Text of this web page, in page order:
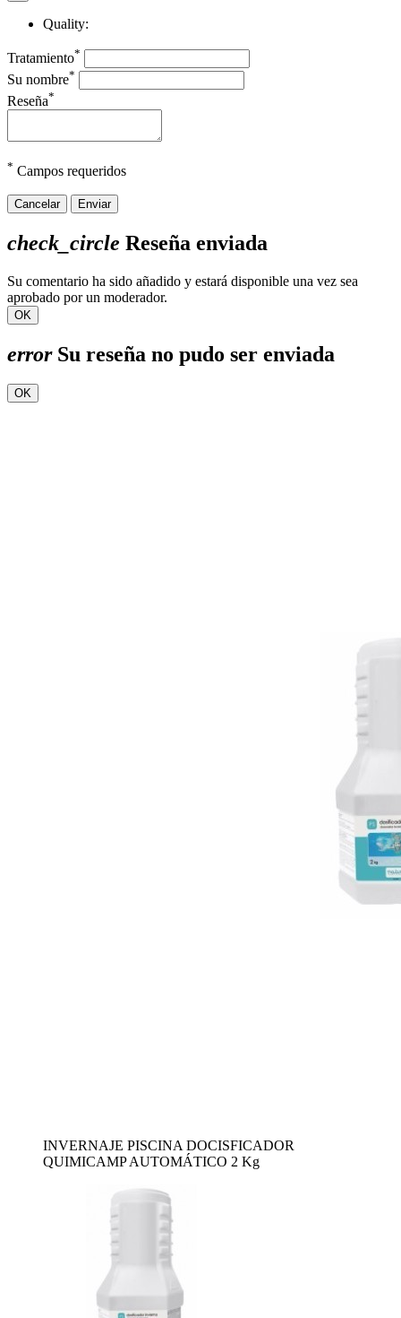
Quality:
Tratamiento*
Su nombre*
Reseña*
* Campos requeridos
Cancelar Enviar
check_circle Reseña enviada
Su comentario ha sido añadido y estará disponible una vez sea
aprobado por un moderador.
OK
errorSu reseña no pudo ser enviada
OK
INVERNAJE PISCINA DOCISFICADOR
QUIMICAMP AUTOMÁTICO 2 Kg